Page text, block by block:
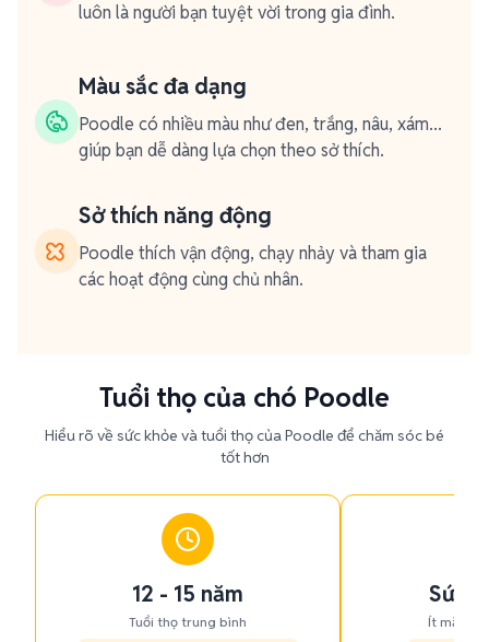
luôn là người bạn tuyệt vời trong gia đình.
Màu sắc đa dạng
Poodle có nhiều màu như đen, trắng, nâu, xám...
giúp bạn dễ dàng lựa chọn theo sở thích.
Sở thích năng động
Poodle thích vận động, chạy nhảy và tham gia
các hoạt động cùng chủ nhân.
Tuổi thọ của chó Poodle
Hiểu rõ về sức khỏe và tuổi thọ của Poodle để chăm sóc bé
tốt hơn
12 - 15 năm
Tuổi thọ trung bình
Sức
Ít mắc